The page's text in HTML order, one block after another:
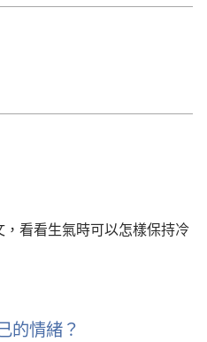
看看生氣時可以怎樣保持冷
的情緒？